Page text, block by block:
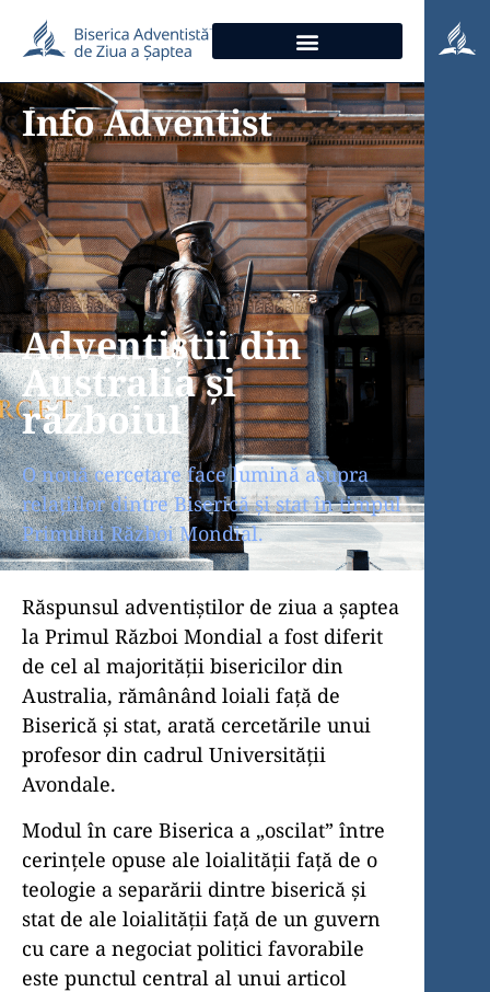
Info Adventist
Adventiștii din
Australia și
războiul
O nouă cercetare face lumină asupra
relațiilor dintre Biserică și stat în timpul
Primului Război Mondial.
Răspunsul adventiștilor de ziua a șaptea
la Primul Război Mondial a fost diferit
de cel al majorității bisericilor din
Australia, rămânând loiali față de
Biserică și stat, arată cercetările unui
profesor din cadrul Universității
Avondale.
Modul în care Biserica a „oscilat” între
cerințele opuse ale loialității față de o
teologie a separării dintre biserică și
stat de ale loialității față de un guvern
cu care a negociat politici favorabile
este punctul central al unui articol